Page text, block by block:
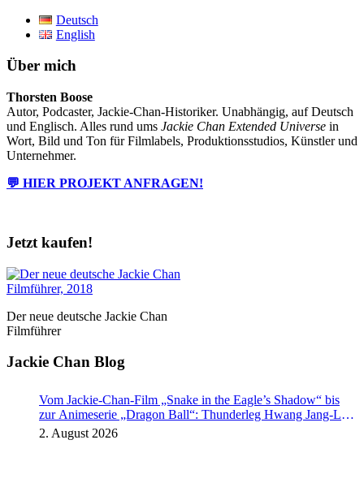
Deutsch
English
Über mich
Thorsten Boose
Autor, Podcaster, Jackie-Chan-Historiker. Unabhängig, auf Deutsch
und Englisch. Alles rund ums Jackie Chan Extended Universe in
Wort, Bild und Ton für Filmlabels, Produktionsstudios, Künstler und
Unternehmer.
💬 HIER PROJEKT ANFRAGEN!
Jetzt kaufen!
Der neue deutsche Jackie Chan
Filmführer
Jackie Chan Blog
Vom Jackie-Chan-Film „Snake in the Eagle’s Shadow“ bis
zur Animeserie „Dragon Ball“: Thunderleg Hwang Jang-Lee
tritt globale Rechteoffensive los
2. August 2026